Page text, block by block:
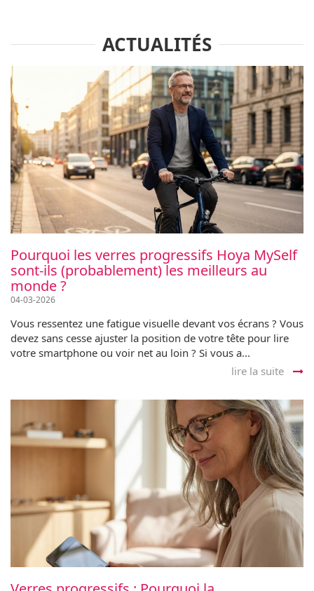
ACTUALITÉS
Pourquoi les verres progressifs Hoya MySelf
sont-ils (probablement) les meilleurs au
monde ?
04-03-2026
Vous ressentez une fatigue visuelle devant vos écrans ? Vous
devez sans cesse ajuster la position de votre tête pour lire
votre smartphone ou voir net au loin ? Si vous a...
lire la suite